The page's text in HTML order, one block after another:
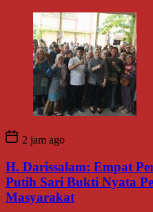
2 jam ago
H. Darissalam: Empat
Putih Sari Bukti Nyata
Masyarakat